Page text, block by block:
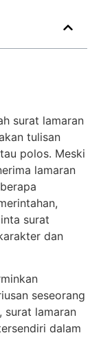
Kerja Tulis
Tangan
dan
Jenjang
Tanggung
Jenjang